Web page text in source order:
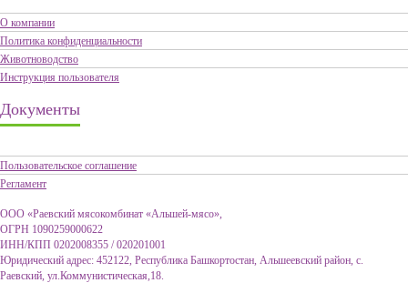
О компании
Политика конфиденциальности
Животноводство
Инструкция пользователя
Документы
Пользовательское соглашение
Регламент
ООО «Раевский мясокомбинат «Альшей-мясо»,
ОГРН 1090259000622
ИНН/КПП 0202008355 / 020201001
Юридический адрес: 452122, Республика Башкортостан, Альшеевский район, с.
Раевский, ул.Коммунистическая,18.